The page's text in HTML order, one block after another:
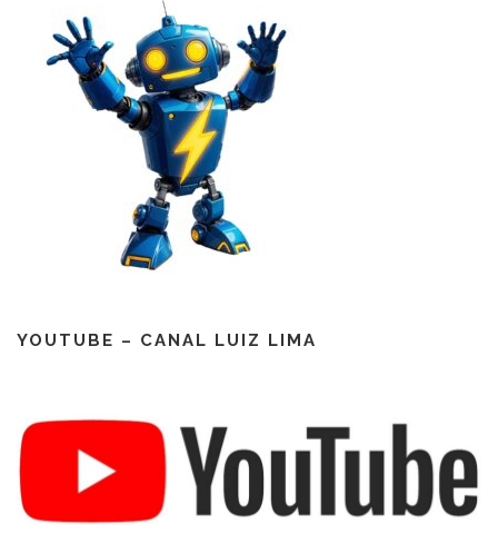
YOUTUBE – CANAL LUIZ LIMA